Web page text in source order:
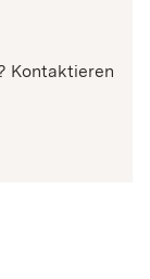
Kontaktieren